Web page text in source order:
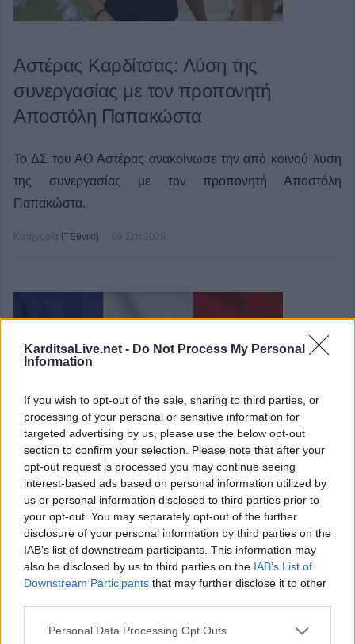
KarditsaLive.net - Do Not Process My Personal
Information
If you wish to opt-out of the sale, sharing to third parties, or
processing of your personal or sensitive information for
targeted advertising by us, please use the below opt-out
section to confirm your selection. Please note that after your
opt-out request is processed you may continue seeing
interest-based ads based on personal information utilized by
us or personal information disclosed to third parties prior to
your opt-out. You may separately opt-out of the further
disclosure of your personal information by third parties on the
IAB’s list of downstream participants. This information may
also be disclosed by us to third parties on the IAB’s List of
Downstream Participants that may further disclose it to other
Personal Data Processing Opt Outs
Αστέρας Καρδίτσας: Λύση της
συνεργασίας με τον προπονητή
Αποστόλη Παπακώστα
Το ΔΣ του ΑΟ Αστέρας ανακοίνωσε την από κοινού λύση
της συνεργασίας με τον προπονητή Αποστόλη
Παπακώστα.
Κατηγορία Γ΄Εθνική 09 Σεπ 2025
Γαλλία: Ο πρόεδρος Μακρόν διόρισε
νέο πρωθυπουργό τον Σεμπαστιάν
Λεκορνί
Ο Γάλλος πρόεδρος Εμανουέλ Μακρόν διόρισε σήμερα
τον υπουργό Άμυνας Σεμπαστιάν Λεκορνί – έμπιστο